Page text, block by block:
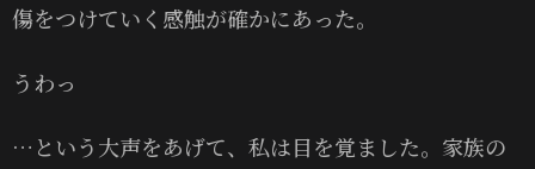
傷をつけていく感触が確かにあった。
うわっ
…という大声をあげて、私は目を覚ました。家族の